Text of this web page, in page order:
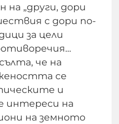
на „други, дори
с дори по-
за цели
че на
се
и
интереси на
на земното